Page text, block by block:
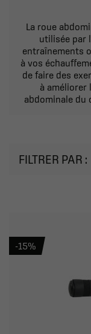
La roue
utilisée par
entraînements
à vos
de faire des
à améliorer
abdominale du
FILTRER PAR :
-15%